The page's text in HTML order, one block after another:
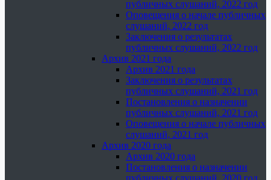
публичных слушаний, 2022 год
Оповещения о начале публичных
слушаний, 2022 год
Заключения о результатах
публичных слушаний, 2022 год
Архив 2021 года
Архив 2021 года
Заключения о результатах
публичных слушаний, 2021 год
Постановления о назначении
публичных слушаний, 2021 год
Оповещения о начале публичных
слушаний, 2021 год
Архив 2020 года
Архив 2020 года
Постановления о назначении
публичных слушаний, 2020 год